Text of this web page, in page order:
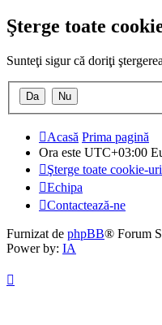
Şterge toate
Sunteţi sigur că doriţi
Acasă Prima pagină
Ora este UTC+03:00
Şterge toate cookie-
Echipa
Contactează-ne
Furnizat de phpBB® Forum
Power by: IA